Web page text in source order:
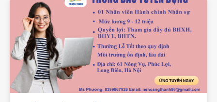
THÔNG BÁO TUYỂN DỤNG